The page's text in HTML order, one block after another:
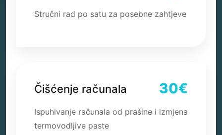
Stručni rad po satu za posebne zahtjeve
Čišćenje računala 30€
Ispuhivanje računala od prašine i izmjena
termovodljive paste